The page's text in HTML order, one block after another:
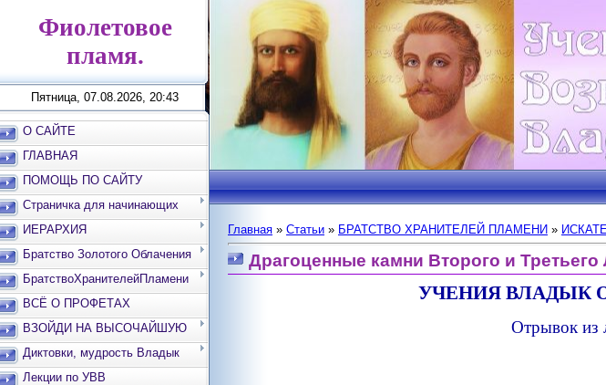
Фиолетовое
пламя.
Пятница, 07.08.2026, 20:43
О САЙТЕ
ГЛАВНАЯ
ПОМОЩЬ ПО САЙТУ
Страничка для начинающих
ИЕРАРХИЯ
Братство Золотого Облачения
БратствоХранителейПламени
ВСЁ О ПРОФЕТАХ
ВЗОЙДИ НА ВЫСОЧАЙШУЮ
ВЕРШИНУ
Диктовки, мудрость Владык
Лекции по УВВ
Главная » Статьи » БРАТСТВО ХРАНИТЕЛЕЙ ПЛАМЕНИ »
Драгоценные камни Второго и Третьего
УЧЕНИЯ ВЛАДЫК
Отрывок из